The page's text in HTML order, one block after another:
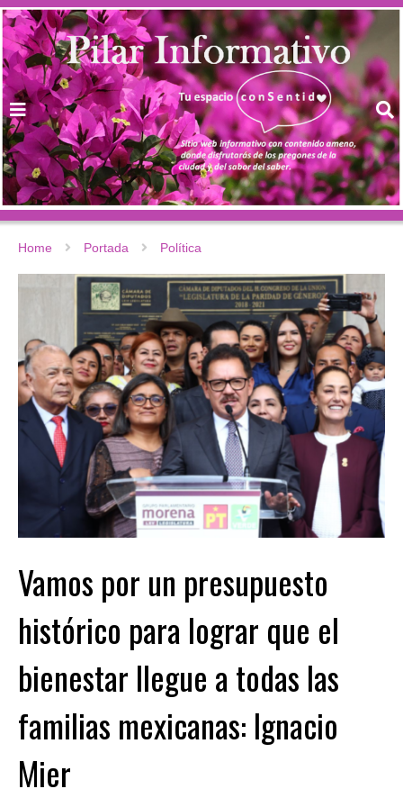
Home Portada Política
Vamos por un presupuesto
histórico para lograr que el
bienestar llegue a todas las
familias mexicanas: Ignacio
Mier